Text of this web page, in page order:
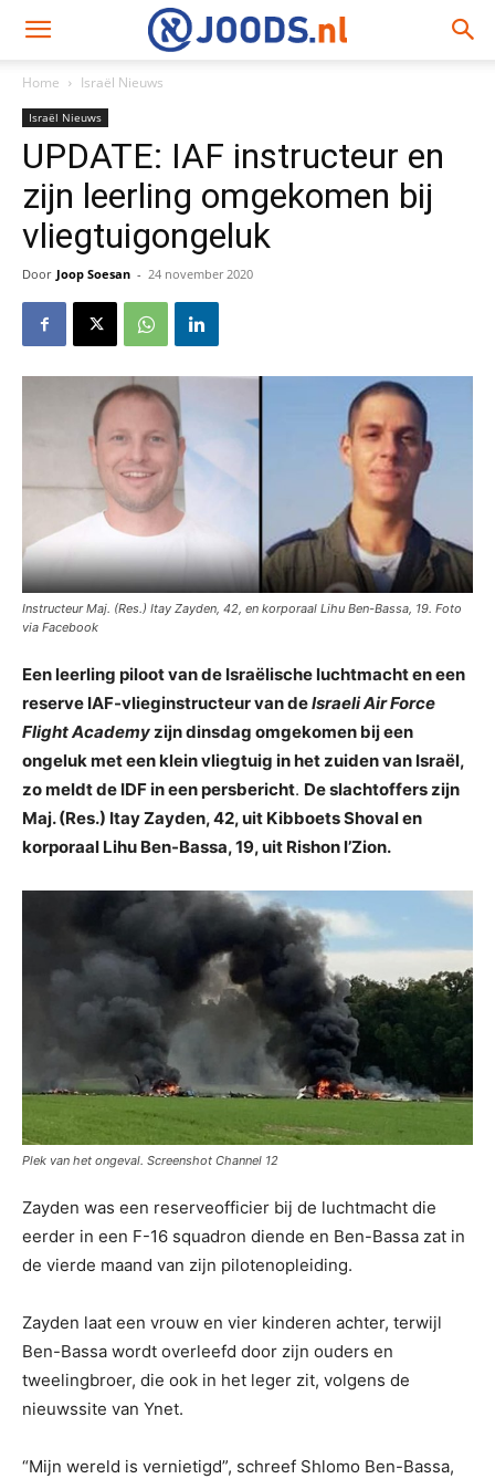
Home Israël Nieuws
Israël Nieuws
UPDATE: IAF instructeur en
zijn leerling omgekomen bij
vliegtuigongeluk
Door Joop Soesan - 24 november 2020
Instructeur Maj. (Res.) Itay Zayden, 42, en korporaal Lihu Ben-Bassa, 19. Foto
via Facebook
Een leerling piloot van de Israëlische luchtmacht en een
reserve IAF-vlieginstructeur van deIsraeli Air Force
Flight Academyzijn dinsdag omgekomen bij een
ongeluk met een klein vliegtuig in het zuiden van Israël,
zo meldt de IDF in een persbericht. De slachtoffers zijn
Maj. (Res.) Itay Zayden, 42, uit Kibboets Shoval en
korporaal Lihu Ben-Bassa, 19, uit Rishon l’Zion.
Plek van het ongeval. Screenshot Channel 12
Zayden was een reserveofficier bij de luchtmacht die
eerder in een F-16 squadron diende en Ben-Bassa zat in
de vierde maand van zijn pilotenopleiding.
Zayden laat een vrouw en vier kinderen achter, terwijl
Ben-Bassa wordt overleefd door zijn ouders en
tweelingbroer, die ook in het leger zit, volgens de
nieuwssite van Ynet.
“Mijn wereld is vernietigd”, schreef Shlomo Ben-Bassa,